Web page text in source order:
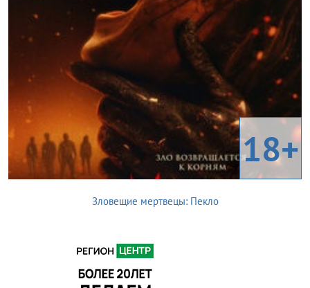
18+
Зловещие мертвецы: Пекло